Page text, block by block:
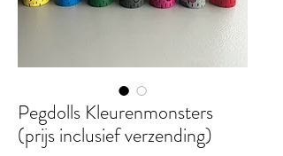
Pegdolls Kleurenmonsters
(prijs inclusief verzending)